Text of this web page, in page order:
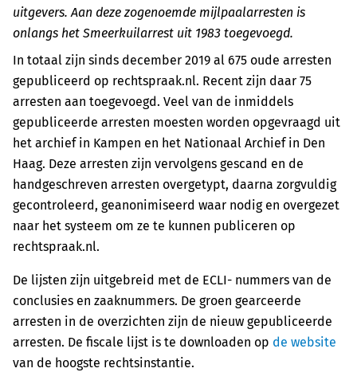
uitgevers. Aan deze zogenoemde mijlpaalarresten is
onlangs het Smeerkuilarrest uit 1983 toegevoegd.
In totaal zijn sinds december 2019 al 675 oude arresten
gepubliceerd op rechtspraak.nl. Recent zijn daar 75
arresten aan toegevoegd. Veel van de inmiddels
gepubliceerde arresten moesten worden opgevraagd uit
het archief in Kampen en het Nationaal Archief in Den
Haag. Deze arresten zijn vervolgens gescand en de
handgeschreven arresten overgetypt, daarna zorgvuldig
gecontroleerd, geanonimiseerd waar nodig en overgezet
naar het systeem om ze te kunnen publiceren op
rechtspraak.nl.
De lijsten zijn uitgebreid met de ECLI- nummers van de
conclusies en zaaknummers. De groen gearceerde
arresten in de overzichten zijn de nieuw gepubliceerde
arresten. De fiscale lijst is te downloaden op de website
van de hoogste rechtsinstantie.